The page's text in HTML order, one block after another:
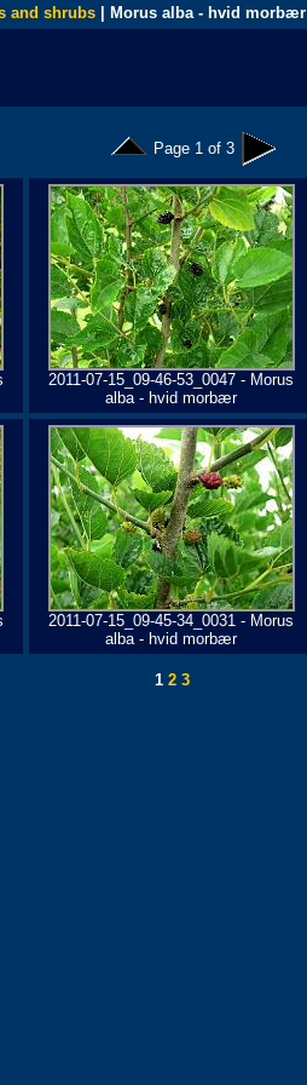
and shrubs | Morus alba - hvid morbær
Page 1 of 3
2011-07-15_09-46-53_0047 - Morus
alba - hvid morbær
2011-07-15_09-45-34_0031 - Morus
alba - hvid morbær
123